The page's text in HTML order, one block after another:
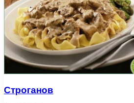
Строганов